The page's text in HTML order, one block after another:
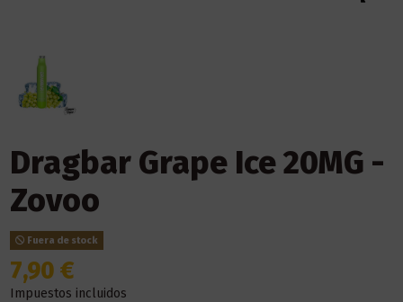
Dragbar Grape Ice 20MG -
Zovoo
Fuera de stock
7,90 €
Impuestos incluidos